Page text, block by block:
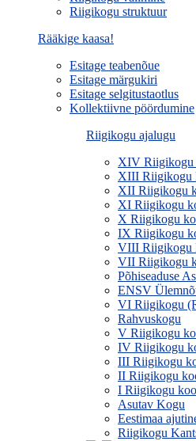
Riigikogu struktuur
Rääkige kaasa!
Esitage teabenõue
Esitage märgukiri
Esitage selgitustaotlus
Kollektiivne pöördumine
Riigikogu ajalugu
XIV Riigikogu
XIII Riigikogu
XII Riigikogu
XI Riigikogu
X Riigikogu
IX Riigikogu
VIII Riigikogu
VII Riigikogu
Põhiseaduse
ENSV
VI Riigikogu
Rahvuskogu
V Riigikogu
IV Riigikogu
III Riigikogu
II Riigikogu
I Riigikogu
Asutav Kogu
Eestimaa
Riigikogu